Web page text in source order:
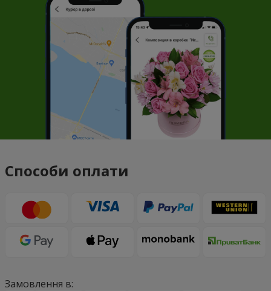
Способи оплати
Замовлення в: